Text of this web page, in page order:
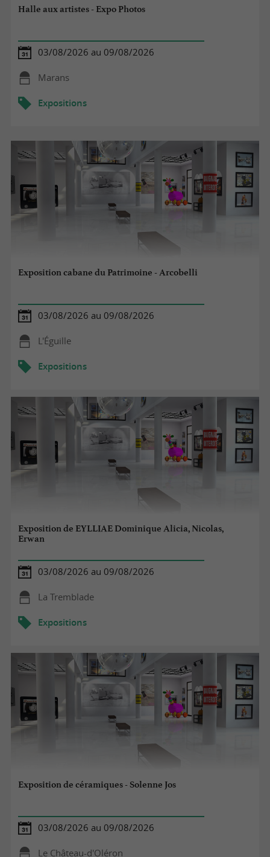
Halle aux artistes - Expo Photos
03/08/2026 au 09/08/2026
Marans
Expositions
Exposition cabane du Patrimoine - Arcobelli
03/08/2026 au 09/08/2026
L'Éguille
Expositions
Exposition de EYLLIAE Dominique Alicia, Nicolas,
Erwan
03/08/2026 au 09/08/2026
La Tremblade
Expositions
Exposition de céramiques - Solenne Jos
03/08/2026 au 09/08/2026
Le Château-d'Oléron